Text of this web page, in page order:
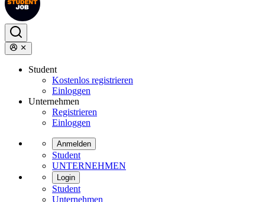
Student
Kostenlos registrieren
Einloggen
Unternehmen
Registrieren
Einloggen
Anmelden
Student
UNTERNEHMEN
Login
Student
Unternehmen